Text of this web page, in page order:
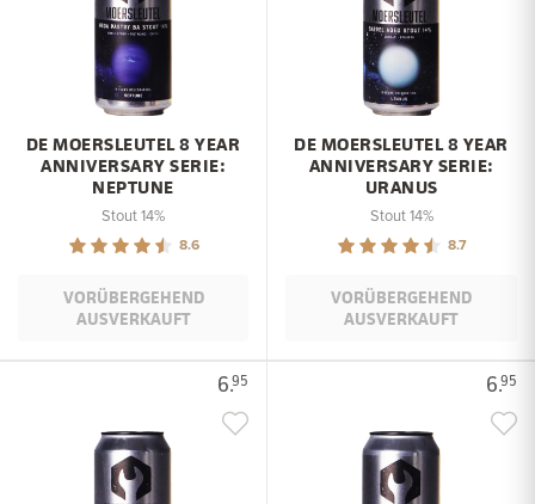
DE MOERSLEUTEL 8 YEAR
ANNIVERSARY SERIE:
NEPTUNE
Stout 14%
8.6
VORÜBERGEHEND
AUSVERKAUFT
DE MOERSLEUTEL 8 YEAR
ANNIVERSARY SERIE:
URANUS
Stout 14%
8.7
VORÜBERGEHEND
AUSVERKAUFT
6.95 6.95